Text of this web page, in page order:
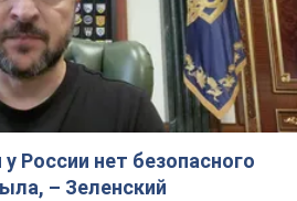
России нет безопасного
– Зеленский